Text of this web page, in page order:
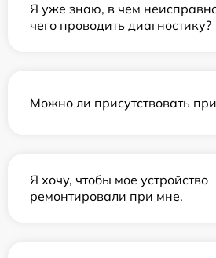
Я уже знаю, в чем
чего проводить диагностику?
Можно ли присутствовать
Я хочу, чтобы мое устройство
ремонтировали при мне.